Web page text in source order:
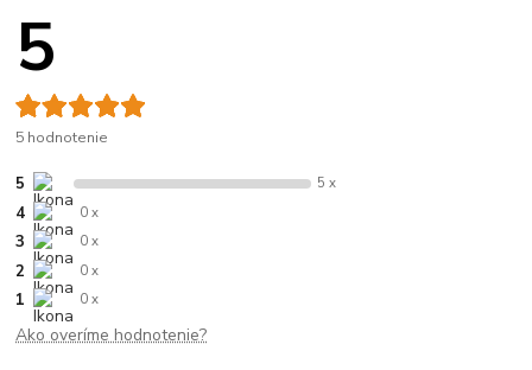
5
5 hodnotenie
5 5 x
4 0 x
3 0 x
2 0 x
1 0 x
Ako overíme hodnotenie?